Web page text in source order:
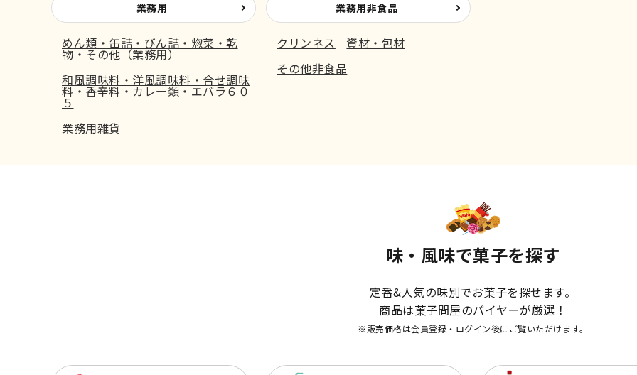
業務用
めん類・缶詰・びん詰・惣菜・乾
物・その他（業務用）
和風調味料・洋風調味料・合せ調味
料・香辛料・カレー類・エバラ６０
５
業務用雑貨
業務用非食品
クリンネス
資材・包材
その他非食品
味・風味で菓子を探す
定番&人気の味別でお菓子を探せます。
商品は菓子問屋のバイヤーが厳選！
※販売価格は会員登録・ログイン後にご覧いただけます。